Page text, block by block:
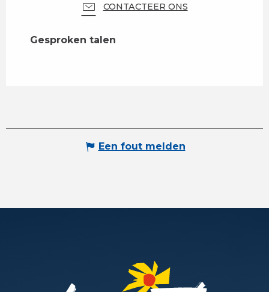
CONTACTEER ONS
Gesproken talen
Gesproken talen
Een fout melden